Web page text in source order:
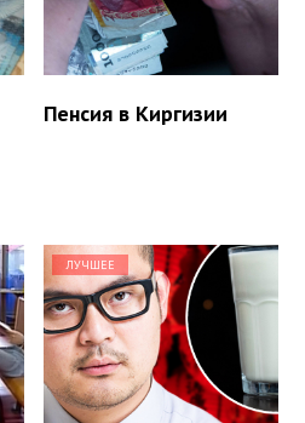
Пенсия в Киргизии
ЛУЧШЕЕ